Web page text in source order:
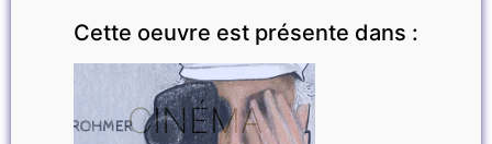
Cette oeuvre est présente dans :
CINÉMA